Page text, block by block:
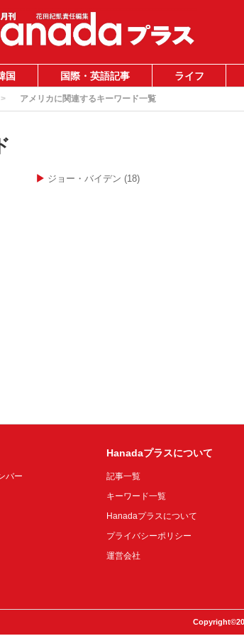
国 国際・英語記事 ライフ
アメリカに関連するキーワード一覧
ジョー・バイデン (18)
バー
Hanadaプラスについて
記事一覧
キーワード一覧
Hanadaプラスについて
プライバシーポリシー
運営会社